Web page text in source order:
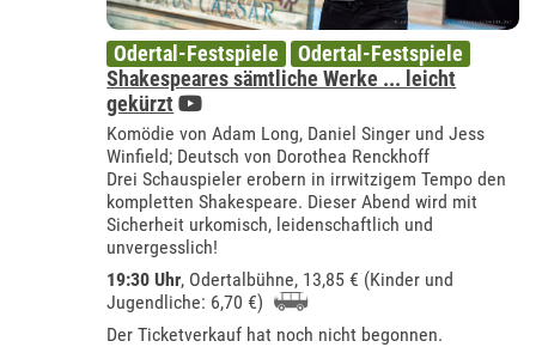
Odertal-Festspiele
Odertal-Festspiele
Shakespeares sämtliche Werke ... leicht
gekürzt
Komödie von Adam Long, Daniel Singer und Jess
Winfield; Deutsch von Dorothea Renckhoff
Drei Schauspieler erobern in irrwitzigem Tempo den
kompletten Shakespeare. Dieser Abend wird mit
Sicherheit urkomisch, leidenschaftlich und
unvergesslich!
19:30 Uhr, Odertalbühne, 13,85 € (Kinder und
Jugendliche: 6,70 €)
Der Ticketverkauf hat noch nicht begonnen.